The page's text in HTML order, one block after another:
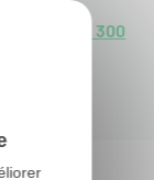
EXC 300